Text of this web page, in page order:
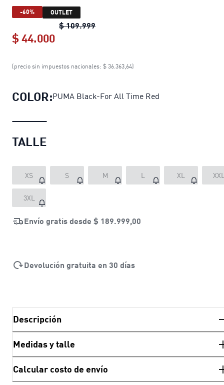
-60% OUTLET
$ 109.999Buzo con capucha AC Milan
$ 44.000
Buzo con capucha AC Milan
(precio sin impuestos nacionales: $ 36.363,64)
COLOR:PUMA Black-For All Time Red
TALLE
XS S M L XL
3XL
Envío gratis desde $ 189.999,00
Devolución gratuita en 30 días
Descripción
Medidas y talle
Calcular costo de envío